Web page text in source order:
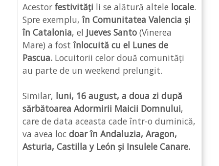
Acestor festivități li se alătură altele locale.
Spre exemplu,în Comunitatea Valencia și
în Catalonia, el Jueves Santo (Vinerea
Mare) a fostînlocuită cu el Lunes de
Pascua. Locuitorii celor două comunități
au parte de un weekend prelungit.
Similar, luni, 16 august, a doua zi după
sărbătoarea Adormirii Maicii Domnului,
care de data aceasta cade într-o duminică,
va avea loc doar în Andaluzia, Aragon,
Asturia, Castilla y León și Insulele Canare.